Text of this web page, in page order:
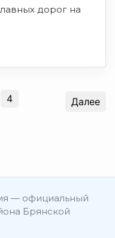
дорог на
4 Далее
— официальный
Брянской